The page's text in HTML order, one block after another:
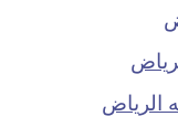
الرياض